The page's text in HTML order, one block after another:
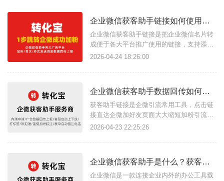
企业微信获客助手链接如何使用？有什么功能？
企业微信获客助手链接是把企业微信名片转
成便于各大平台推广使用的链接，支持添加
多个企微名片轮流展示，点击链接直接跳转
启对话并自动备注打标签、发送欢迎语，缩
宝三方获客助手服务商即可生成、管理获客
助手链接。{转化宝}如何生成获
2026-04-24 18:26:00
企业微信获客助手数据回传如何实现？如何精准广告投放？
获客助手链接是企微引流常用工具，点击链
接直达企微加好友页面大大缩短加粉引流链
路，在使用链接投放广告时，广告数据回传
广告目标客户，借助转化宝这款三方获客助
告代投人员或商家用户都可以使用。{转化
宝}数据回传指的是将用户在广告
2026-04-23 22:25:26
企业微信获客助手是什么？获客助手如何使用？
企业微信是一款连接企业内外的办公工具载